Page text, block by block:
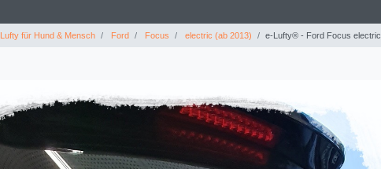
Lufty für Hund & Mensch Ford Focus electric (ab 2013) e-Lufty® - Ford Focus electric